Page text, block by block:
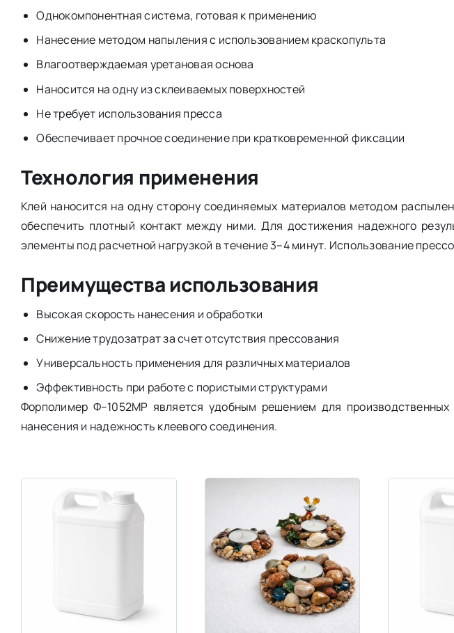
Однокомпонентная система, готовая к применению
Нанесение методом напыления с использованием краскопульта
Влагоотверждаемая уретановая основа
Наносится на одну из склеиваемых поверхностей
Не требует использования пресса
Обеспечивает прочное соединение при кратковременной фиксации
Технология применения
Клей наносится на одну сторону соединяемых материалов методом
обеспечить плотный контакт между ними. Для достижения надежного
элементы под расчетной нагрузкой в течение 3–4 минут. Использование
Преимущества использования
Высокая скорость нанесения и обработки
Снижение трудозатрат за счет отсутствия прессования
Универсальность применения для различных материалов
Эффективность при работе с пористыми структурами
Форполимер Ф–1052МР является удобным решением для
нанесения и надежность клеевого соединения.